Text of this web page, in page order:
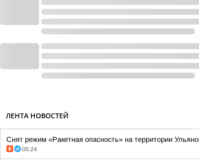
ЛЕНТА НОВОСТЕЙ
Снят режим «Ракетная опасность» на территории
05:24